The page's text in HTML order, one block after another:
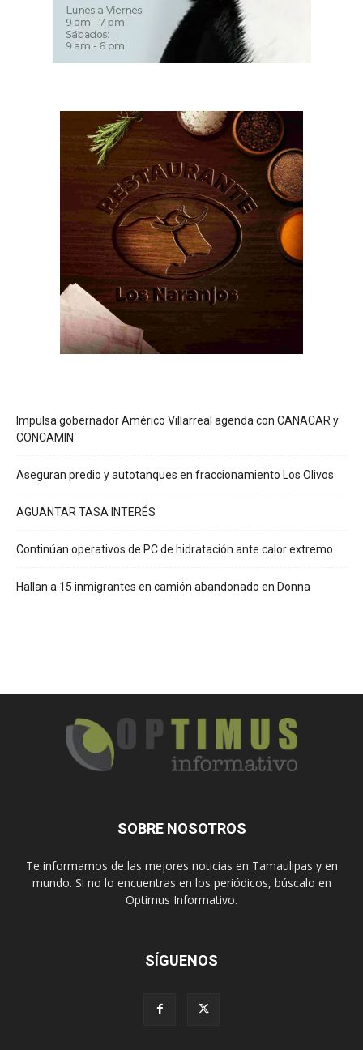
Impulsa gobernador Américo Villarreal agenda con CANACAR y
CONCAMIN
Aseguran predio y autotanques en fraccionamiento Los Olivos
AGUANTAR TASA INTERÉS
Continúan operativos de PC de hidratación ante calor extremo
Hallan a 15 inmigrantes en camión abandonado en Donna
SOBRE NOSOTROS
Te informamos de las mejores noticias en Tamaulipas y en
mundo. Si no lo encuentras en los periódicos, búscalo en
Optimus Informativo.
SÍGUENOS